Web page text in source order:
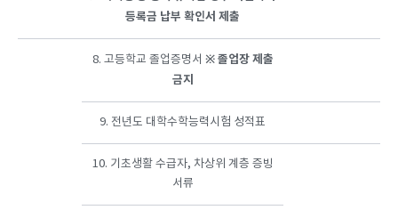
등록금 납부 확인서 제출
8. 고등학교 졸업증명서 ※졸업장 제출
금지
9. 전년도 대학수학능력시험 성적표
10. 기초생활 수급자, 차상위 계층 증빙
서류